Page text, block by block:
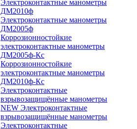
Электроконтактные манометры
ДМ2010ф
Электроконтактные манометры
ДМ2005ф
Коррозионностойкие
электроконтактные манометры
ДМ2005ф-Кс
Коррозионностойкие
электроконтактные манометры
ДМ2010ф-Кс
Электроконтактные
взрывозащищённые манометры
NEW Электроконтактные
взрывозащищённые манометры
Электроконтактные